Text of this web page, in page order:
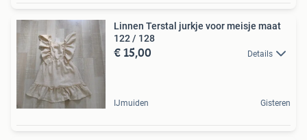
Linnen Terstal jurkje voor meisje maat
122 / 128
€ 15,00 Details
IJmuiden Gisteren